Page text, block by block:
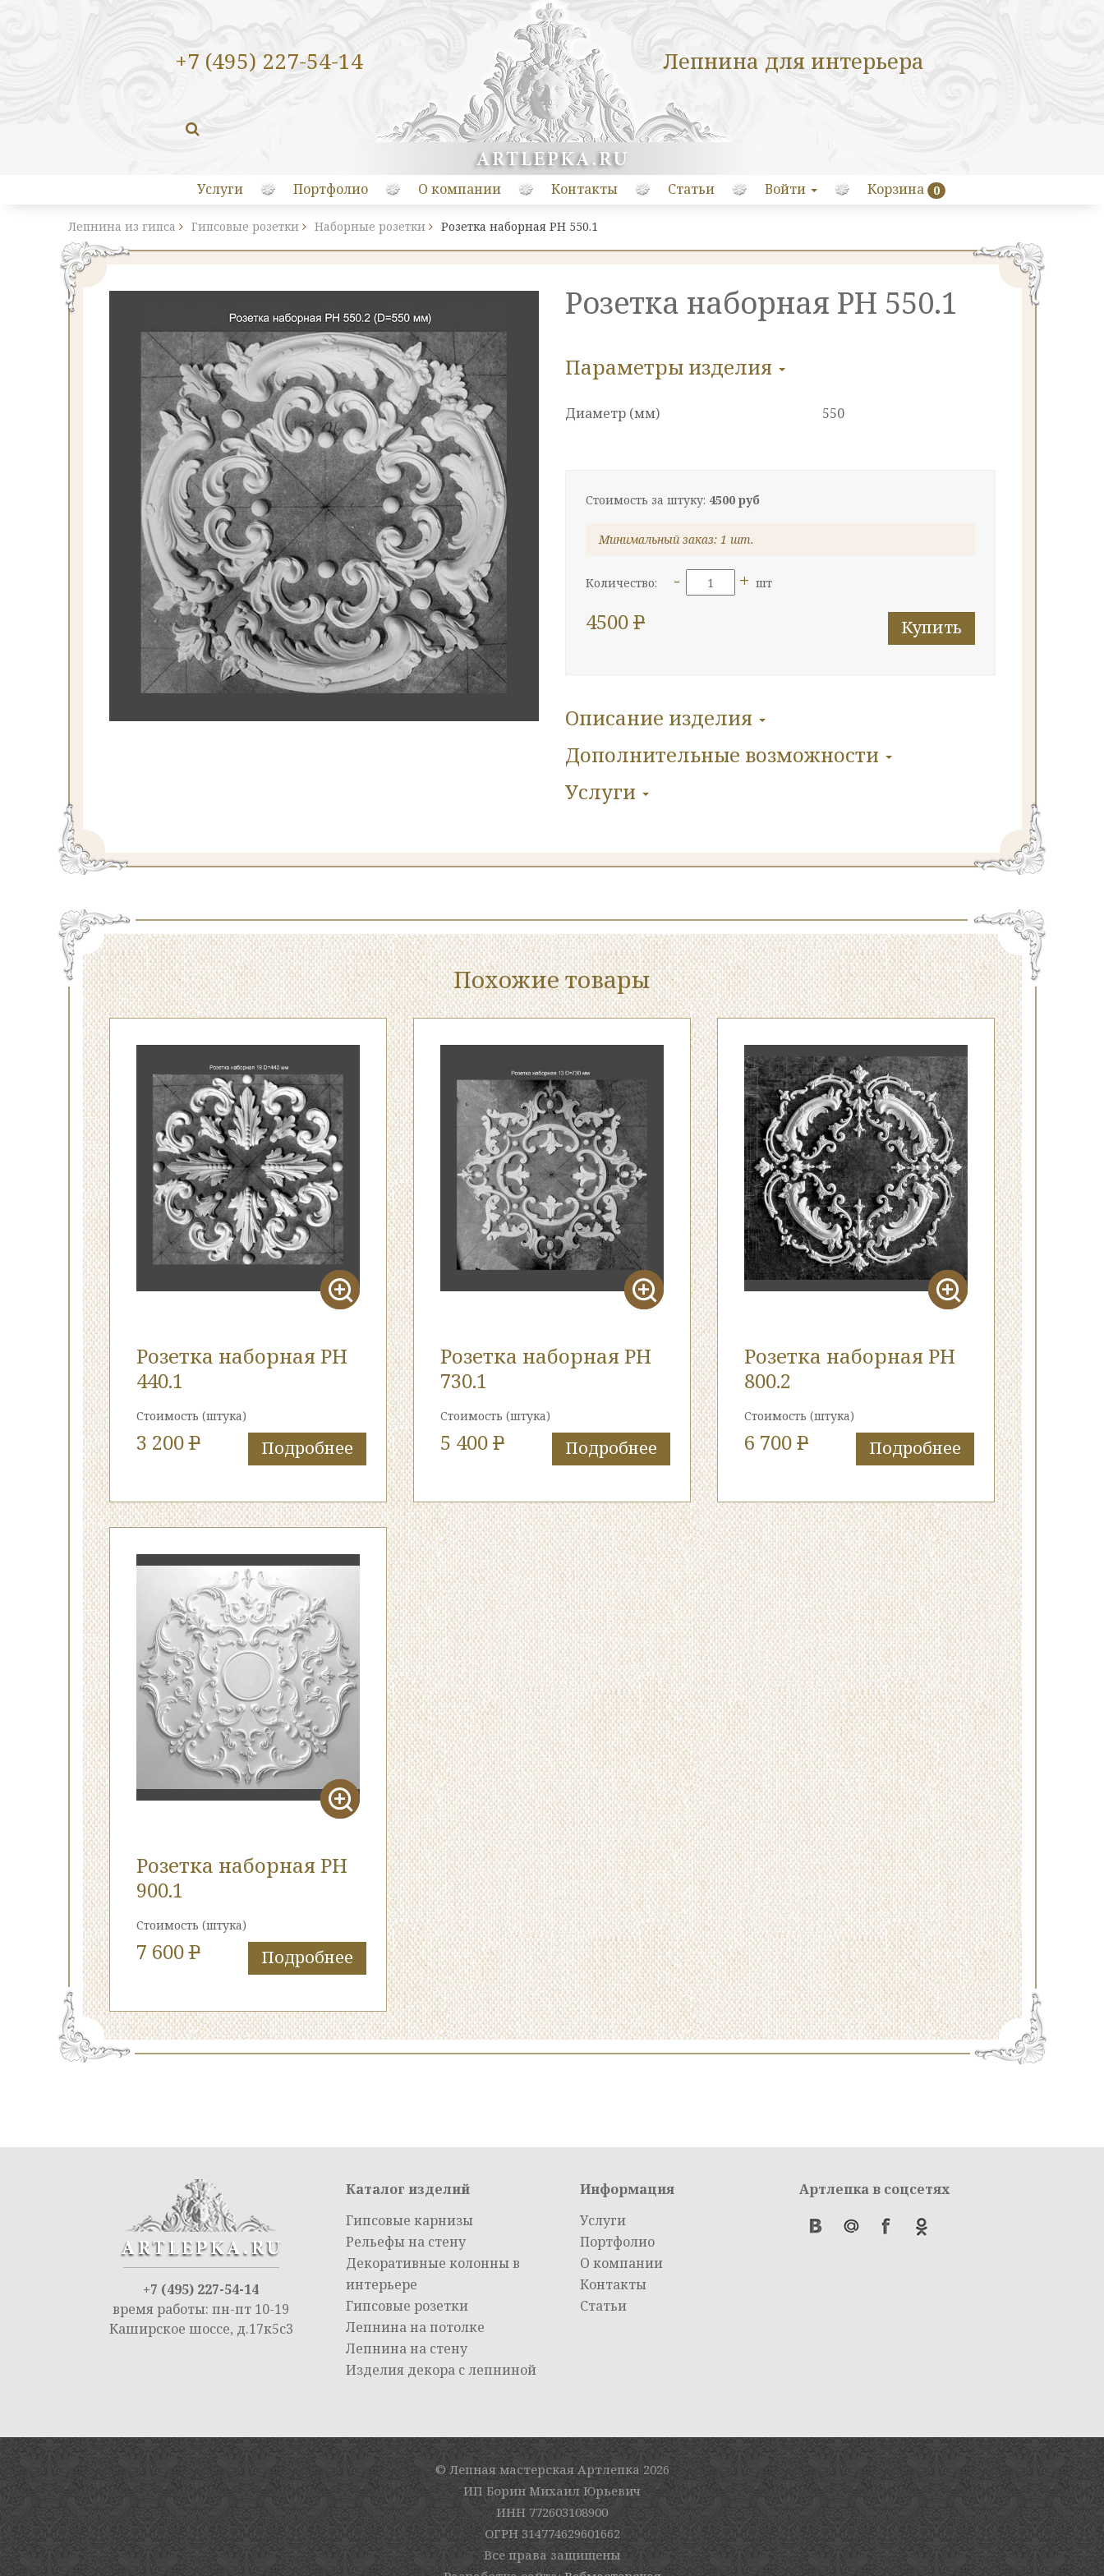
+7 (495) 227-54-14 Лепнина для интерьера
Услуги Портфолио О компании Контакты Статьи Войти Корзина 0
Лепнина из гипса Гипсовые розетки Наборные розетки Розетка наборная РН 550.1
Розетка наборная РН 550.1
Параметры изделия
Диаметр (мм) 550
Стоимость за штуку: 4500 руб
Минимальный заказ: 1 шт.
Количество: - + шт
4500P Купить
Описание изделия
Дополнительные возможности
Услуги
Похожие товары
Розетка наборная РН
440.1
Стоимость (штука)
3 200P Подробнее
Розетка наборная РН
730.1
Стоимость (штука)
5 400P Подробнее
Розетка наборная РН
800.2
Стоимость(штука)
6 700P Подробнее
Розетка наборная РН
900.1
Стоимость (штука)
7 600P Подробнее
+7 (495) 227-54-14
время работы: пн-пт 10-19
Каширское шоссе, д.17к5с3
Каталог изделий
Гипсовые карнизы
Рельефы на стену
Декоративные колонны в
интерьере
Гипсовые розетки
Лепнина на потолке
Лепнина на стену
Изделия декора с лепниной
Информация
Услуги
Портфолио
О компании
Контакты
Статьи
Артлепка в соцсетях
© Лепная мастерская Артлепка 2026
ИП Борин Михаил Юрьевич
ИНН 772603108900
ОГРН 314774629601662
Все права защищены